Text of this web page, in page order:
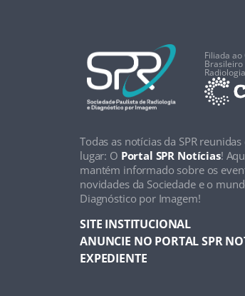
Filiada
Brasileiro
Radiologia
Todas as notícias da SPR
lugar: O Portal SPR Notícias!
mantém informado sobre os
novidades da Sociedade e o
Diagnóstico por Imagem!
SITE INSTITUCIONAL
ANUNCIE NO PORTAL SPR
EXPEDIENTE